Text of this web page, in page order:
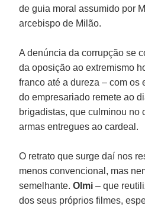
de guia moral assumido por
arcebispo de Milão.
A denúncia da corrupção se
da oposição ao extremismo
franco até a dureza – com os
do empresariado remete ao
brigadistas, que culminou no
armas entregues ao cardeal.
O retrato que surge daí nos
menos convencional, mas
semelhante.Olmi – que
dos seus próprios filmes,